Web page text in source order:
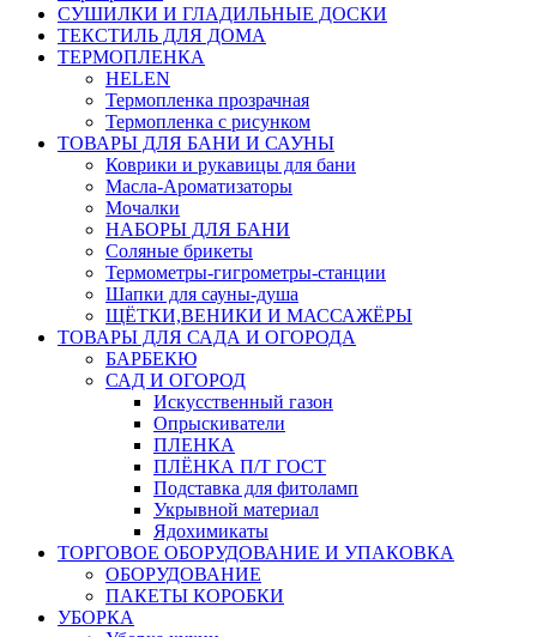
СУШИЛКИ И ГЛАДИЛЬНЫЕ ДОСКИ
ТЕКСТИЛЬ ДЛЯ ДОМА
ТЕРМОПЛЕНКА
HELEN
Термопленка прозрачная
Термопленка с рисунком
ТОВАРЫ ДЛЯ БАНИ И САУНЫ
Коврики и рукавицы для бани
Масла-Aроматизаторы
Мочалки
НАБОРЫ ДЛЯ БАНИ
Соляные брикеты
Термометры-гигрометры-станции
Шапки для сауны-душа
ЩЁТКИ,ВЕНИКИ И МАССАЖЁРЫ
ТОВАРЫ ДЛЯ САДА И ОГОРОДА
БАРБЕКЮ
САД И ОГОРОД
Искусственный газон
Опрыскиватели
ПЛЕНКА
ПЛЁНКА П/Т ГОСТ
Подставка для фитоламп
Укрывной материал
Ядохимикаты
ТОРГОВОЕ ОБОРУДОВАНИЕ И УПАКОВКА
ОБОРУДОВАНИЕ
ПАКЕТЫ КОРОБКИ
УБОРКА